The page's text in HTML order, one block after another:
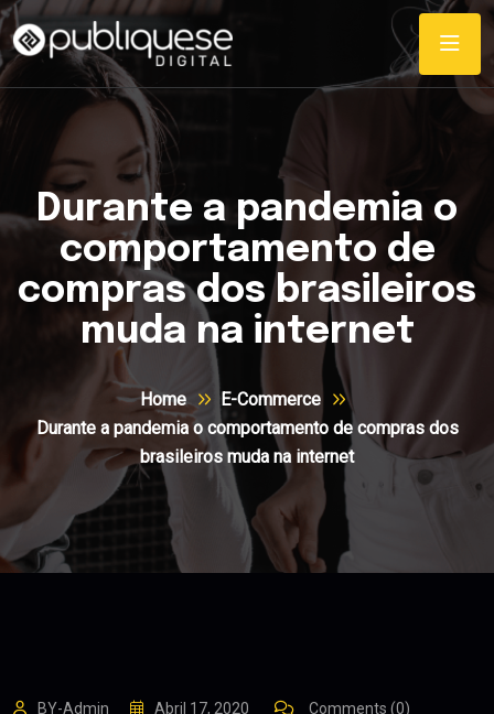
Durante a pandemia o
comportamento de
compras dos brasileiros
muda na internet
Home
E-Commerce
Durante a pandemia o comportamento de compras dos
brasileiros muda na internet
BY-Admin Abril 17, 2020 Comments (0)